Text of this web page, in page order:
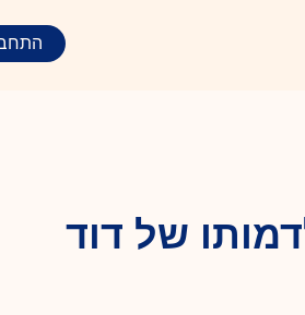
של דוד